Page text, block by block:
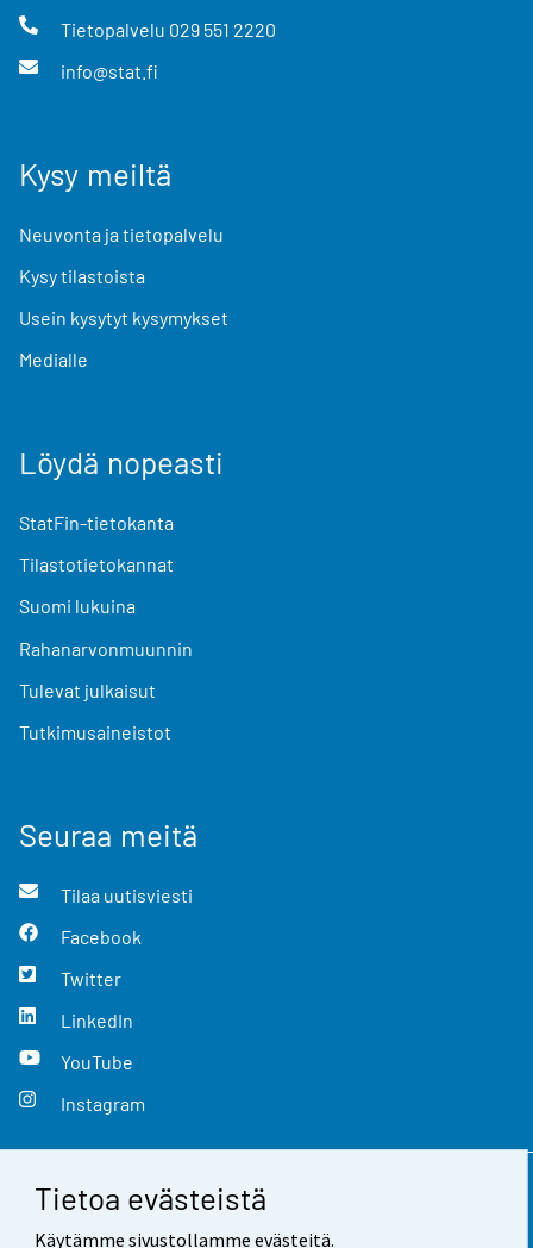
Tietoa evästeistä
Käytämme sivustollamme evästeitä.
Tietopalvelu 029 551 2220
info@stat.fi
Kysy meiltä
Neuvonta ja tietopalvelu
Kysy tilastoista
Usein kysytyt kysymykset
Medialle
Löydä nopeasti
StatFin-tietokanta
Tilastotietokannat
Suomi lukuina
Rahanarvonmuunnin
Tulevat julkaisut
Tutkimusaineistot
Seuraa meitä
Tilaa uutisviesti
Facebook
Twitter
LinkedIn
YouTube
Instagram
Yhteystiedot